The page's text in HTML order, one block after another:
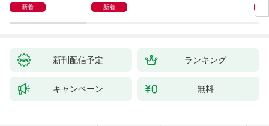
新着 新着
「
ト」
新刊配信予定 ランキング
キャンペーン 無料